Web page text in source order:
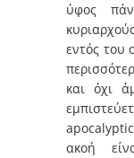
ύφος
εντός του
και όχι
ακοή